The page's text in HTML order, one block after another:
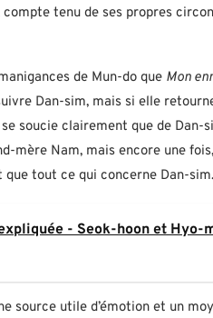
tenu de ses propres
de Mun-do que Mon
Dan-sim, mais si elle
soucie clairement que de
mère Nam, mais encore une
tout ce qui concerne Dan-sim.
- Seok-hoon et Hyo-
source utile d’émotion et un